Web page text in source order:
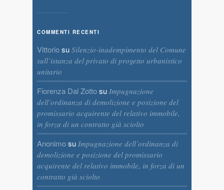
COMMENTI RECENTI
Vittoriosu Silenzio-inadempimento del Comune
sull’istanza del privato di progetto urbanistico
unitario
Fiorenza Dal Zottosu Impugnazione
dell’ordinanza di demolizione e posizione del
promissario acquirente del relativo immobile,
in forza di un contratto già sciolto
Anonimosu Impugnazione dell’ordinanza di
demolizione e posizione del promissario
acquirente del relativo immobile, in forza di un
contratto già sciolto